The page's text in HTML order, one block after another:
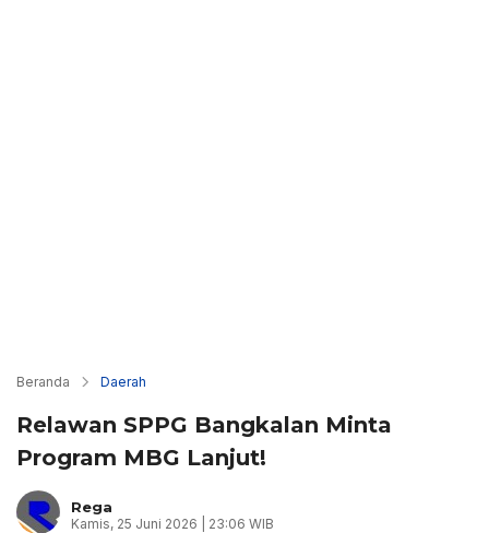
Beranda Daerah
Relawan SPPG Bangkalan Minta
Program MBG Lanjut!
Rega
Kamis, 25 Juni 2026 | 23:06 WIB